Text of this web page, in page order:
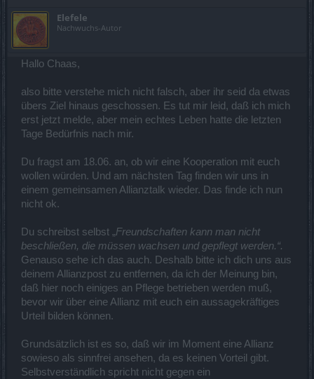
Elefele
Nachwuchs-Autor
Hallo Chaas,
also bitte verstehe mich nicht falsch, aber ihr seid da etwas
übers Ziel hinaus geschossen. Es tut mir leid, daß ich mich
erst jetzt melde, aber mein echtes Leben hatte die letzten
Tage Bedürfnis nach mir.
Du fragst am 18.06. an, ob wir eine Kooperation mit euch
wollen würden. Und am nächsten Tag finden wir uns in
einem gemeinsamen Allianztalk wieder. Das finde ich nun
nicht ok.
Du schreibst selbst „Freundschaften kann man nicht
beschließen, die müssen wachsen und gepflegt werden.“.
Genauso sehe ich das auch. Deshalb bitte ich dich uns aus
deinem Allianzpost zu entfernen, da ich der Meinung bin,
daß hier noch einiges an Pflege betrieben werden muß,
bevor wir über eine Allianz mit euch ein aussagekräftiges
Urteil bilden können.
Grundsätzlich ist es so, daß wir im Moment eine Allianz
sowieso als sinnfrei ansehen, da es keinen Vorteil gibt.
Selbstverständlich spricht nicht gegen ein